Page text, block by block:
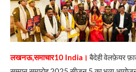
लखनऊ,समाचार10 India। बैदेही वेलफ़ेयर